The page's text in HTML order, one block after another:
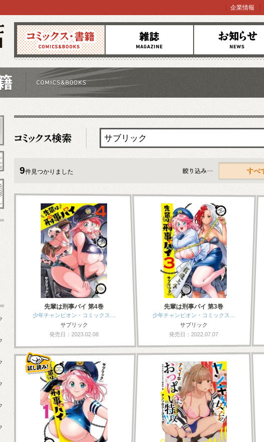
コミックス 雑誌 お知らせ
企業情報
9件見つかりました
すべて
先輩は刑事パイ 第4巻
少年チャンピオン・コミックス…
サブリック
発売日：2023.02.08
先輩は刑事パイ 第3巻
少年チャンピオン・コミックス…
サブリック
発売日：2022.07.07